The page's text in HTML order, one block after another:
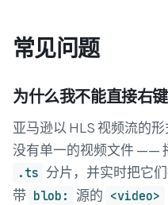
常见问题
为什么我不能直接右
亚马逊以 HLS 视频流的
没有单一的视频文件 ——
.ts 分片，并实时把它
带 blob: 源的 <video>